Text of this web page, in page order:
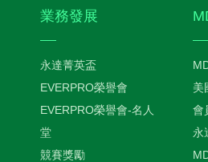
業務發展
永達菁英盃
EVERPRO榮譽會
EVERPRO榮譽會-名人
堂
競賽獎勵
美
會
永